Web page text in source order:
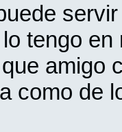
tengo
amigo
como de